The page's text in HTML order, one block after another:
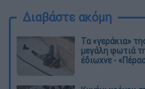
Διαβάστε ακόμη
Τα «γεράκια»
μεγάλη φωτιά
έδιωχνε -